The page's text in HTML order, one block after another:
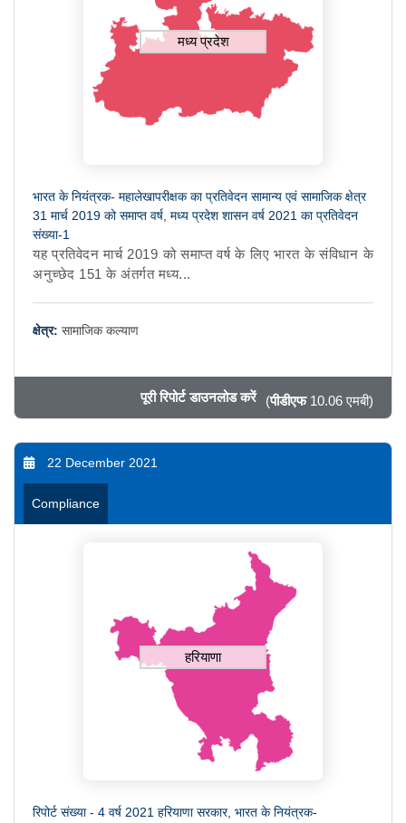
मध्य प्रदेश
भारत के नियंत्रक- महालेखापरीक्षक का प्रतिवेदन सामान्य एवं सामाजिक क्षेत्र
31 मार्च 2019 को समाप्त वर्ष, मध्य प्रदेश शासन वर्ष 2021 का प्रतिवेदन
संख्या-1
यह प्रतिवेदन मार्च 2019 को समाप्त वर्ष के लिए भारत के संविधान के
अनुच्छेद 151 के अंतर्गत मध्य...
क्षेत्र: सामाजिक कल्याण
पूरी रिपोर्ट डाउनलोड करें (पीडीएफ10.06 एमबी)
22 December 2021
Compliance
हरियाणा
रिपोर्ट संख्या - 4 वर्ष 2021 हरियाणा सरकार, भारत के नियंत्रक-